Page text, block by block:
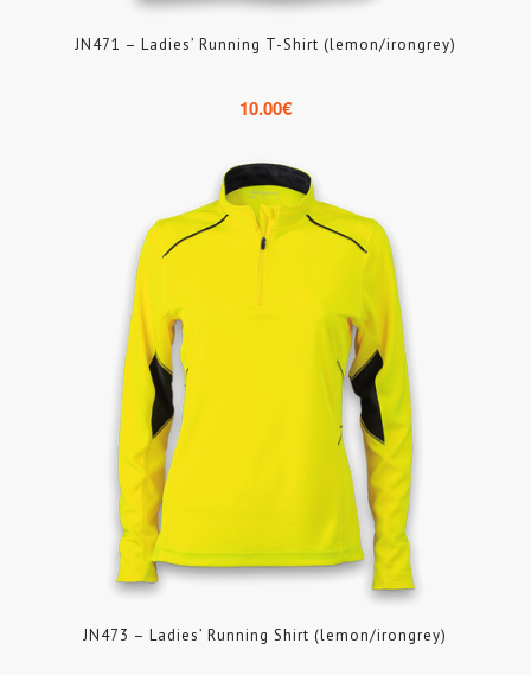
JN471 – Ladies’ Running T-Shirt (lemon/irongrey)
10.00€
JN473 – Ladies’ Running Shirt (lemon/irongrey)